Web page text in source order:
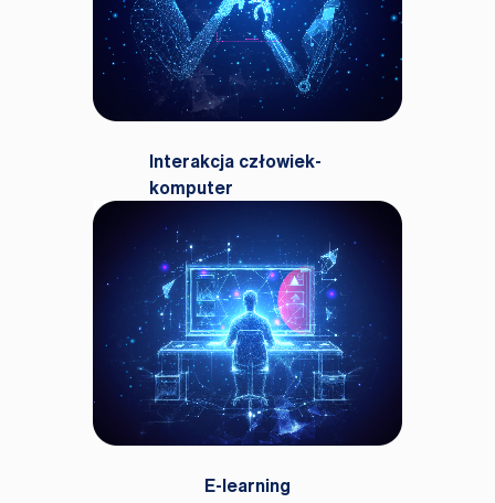
Interakcja człowiek-
komputer
E-learning